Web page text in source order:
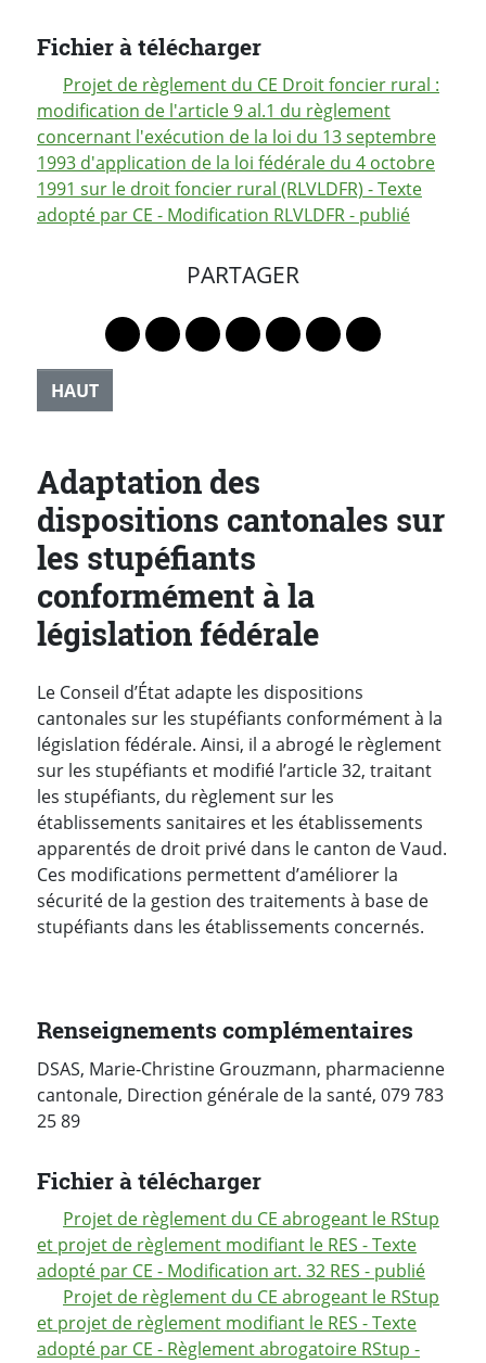
Fichier à télécharger
Projet de règlement du CE Droit foncier rural :
modification de l'article 9 al.1 du règlement
concernant l'exécution de la loi du 13 septembre
1993 d'application de la loi fédérale du 4 octobre
1991 sur le droit foncier rural (RLVLDFR) - Texte
adopté par CE - Modification RLVLDFR - publié
PARTAGER
Lien vers le profil Mastodon
Lien vers le profil Bluesky
Lien vers le profil Instagram
Lien vers le profil Linkedin
Lien vers le profil
Lien vers le profil
Partager par
HAUT
Adaptation des
dispositions cantonales sur
les stupéfiants
conformément à la
législation fédérale
Le Conseil d’État adapte les dispositions
cantonales sur les stupéfiants conformément à la
législation fédérale. Ainsi, il a abrogé le règlement
sur les stupéfiants et modifié l’article 32, traitant
les stupéfiants, du règlement sur les
établissements sanitaires et les établissements
apparentés de droit privé dans le canton de Vaud.
Ces modifications permettent d’améliorer la
sécurité de la gestion des traitements à base de
stupéfiants dans les établissements concernés.
Renseignements complémentaires
DSAS, Marie-Christine Grouzmann, pharmacienne
cantonale, Direction générale de la santé, 079 783
25 89
Fichier à télécharger
Projet de règlement du CE abrogeant le RStup
et projet de règlement modifiant le RES - Texte
adopté par CE - Modification art. 32 RES - publié
Projet de règlement du CE abrogeant le RStup
et projet de règlement modifiant le RES - Texte
adopté par CE - Règlement abrogatoire RStup -